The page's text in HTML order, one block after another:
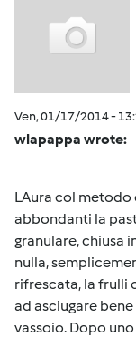
Ven, 01/17/2014 -
wlapappa wrote:
LAura col metodo
abbondanti la
granulare, chiusa
nulla,
rifrescata, la frulli
ad asciugare
vassoio. Dopo